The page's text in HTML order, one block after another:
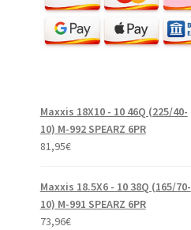
Maxxis 18X10 - 10 46Q (225/40-
10) M-992 SPEARZ 6PR
81,95€
Maxxis 18.5X6 - 10 38Q (165/70-
10) M-991 SPEARZ 6PR
73,96€